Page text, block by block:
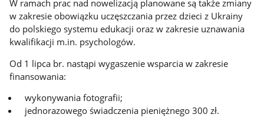
W ramach prac nad nowelizacją planowane są także zmiany
w zakresie obowiązku uczęszczania przez dzieci z Ukrainy
do polskiego systemu edukacji oraz w zakresie uznawania
kwalifikacji m.in. psychologów.
Od 1 lipca br. nastąpi wygaszenie wsparcia w zakresie
finansowania:
wykonywania fotografii;
jednorazowego świadczenia pieniężnego 300 zł.